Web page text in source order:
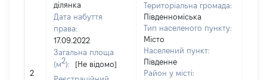
2
ділянка
Дата набуття
права:
17.09.2022
Загальна площа
(м2):
[Не відомо]
Територіальна громада:
Південноміська
Тип населеного пункту:
Місто
Населений пункт:
Південне
Район у місті: